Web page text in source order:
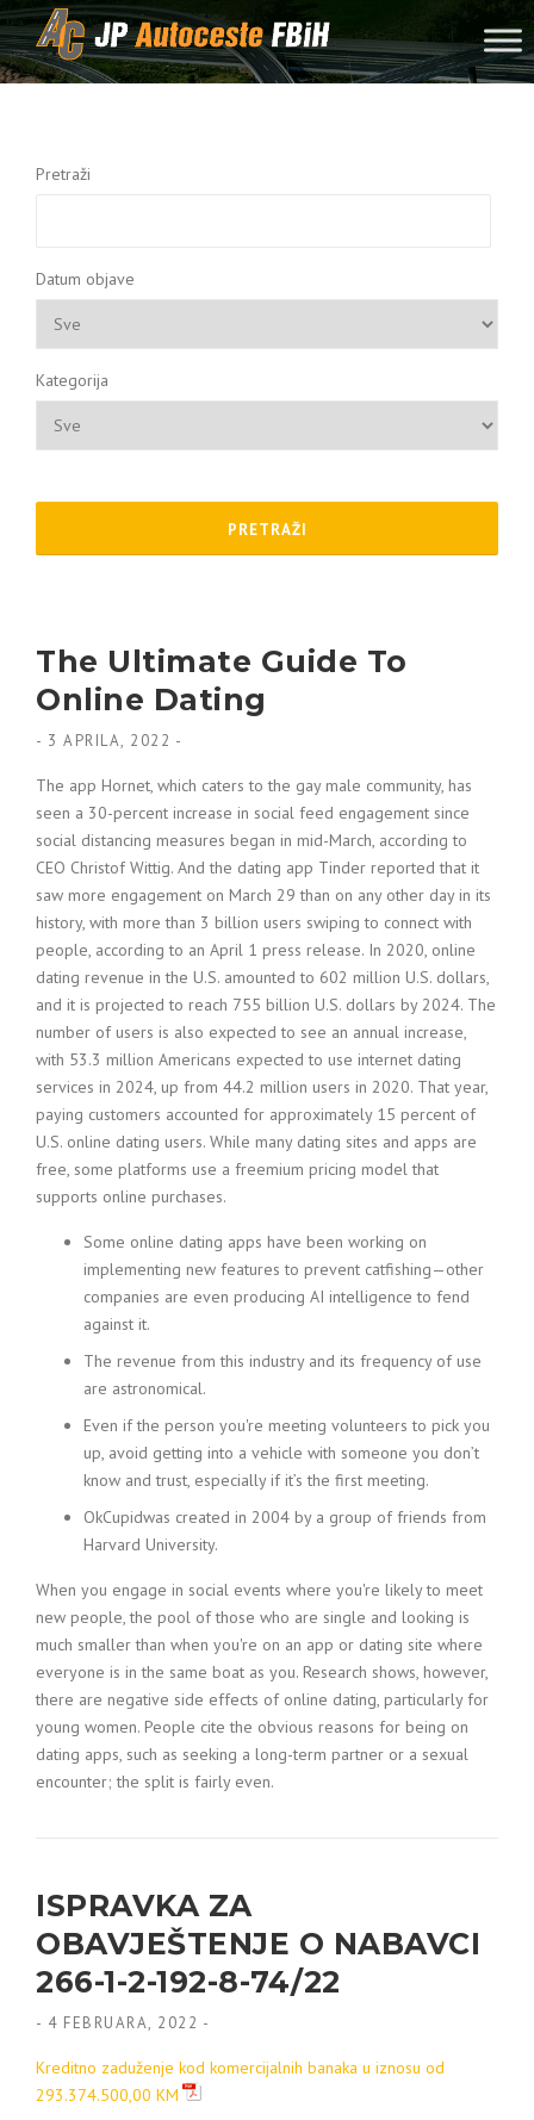
Skip to content
Pretraži
Datum objave
Kategorija
The Ultimate Guide To
Online Dating
- 3 APRILA, 2022 -
The app Hornet, which caters to the gay male community, has
seen a 30-percent increase in social feed engagement since
social distancing measures began in mid-March, according to
CEO Christof Wittig. And the dating app Tinder reported that it
saw more engagement on March 29 than on any other day in its
history, with more than 3 billion users swiping to connect with
people, according to an April 1 press release. In 2020, online
dating revenue in the U.S. amounted to 602 million U.S. dollars,
and it is projected to reach 755 billion U.S. dollars by 2024. The
number of users is also expected to see an annual increase,
with 53.3 million Americans expected to use internet dating
services in 2024, up from 44.2 million users in 2020. That year,
paying customers accounted for approximately 15 percent of
U.S. online dating users. While many dating sites and apps are
free, some platforms use a freemium pricing model that
supports online purchases.
Some online dating apps have been working on
implementing new features to prevent catfishing—other
companies are even producing AI intelligence to fend
against it.
The revenue from this industry and its frequency of use
are astronomical.
Even if the person you're meeting volunteers to pick you
up, avoid getting into a vehicle with someone you don’t
know and trust, especially if it’s the first meeting.
OkCupidwas created in 2004 by a group of friends from
Harvard University.
When you engage in social events where you're likely to meet
new people, the pool of those who are single and looking is
much smaller than when you're on an app or dating site where
everyone is in the same boat as you. Research shows, however,
there are negative side effects of online dating, particularly for
young women. People cite the obvious reasons for being on
dating apps, such as seeking a long-term partner or a sexual
encounter; the split is fairly even.
ISPRAVKA ZA
OBAVJEŠTENJE O NABAVCI
266-1-2-192-8-74/22
- 4 FEBRUARA, 2022 -
Kreditno zaduženje kod komercijalnih banaka u iznosu od
293.374.500,00 KM